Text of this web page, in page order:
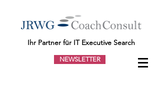
Ihr Partner für IT Executive Search
NEWSLETTER